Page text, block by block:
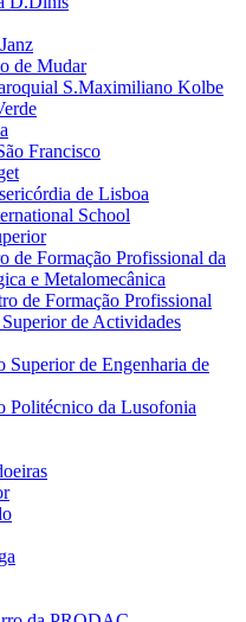
de Mudar
S.Maximiliano Kolbe
Francisco
de Lisboa
School
de Formação Profissional da
e Metalomecânica
de Formação Profissional
de Actividades
Superior de Engenharia de
Politécnico da Lusofonia